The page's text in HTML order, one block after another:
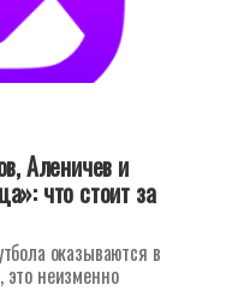
Аленичев и
что стоит за
оказываются в
это неизменно